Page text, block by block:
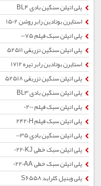
پلی اتیلن سنگین بادی BL4
استایرن بوتادین رابر روشن 1502
پلی اتیلن سبک فیلم 0075
پلی اتیلن سنگین تزریقی 52511
استایرن بوتادین رابر تیره 1712
پلی اتیلن سنگین تزریقی 52518
پلی اتیلن سنگین بادی BL3
پلی اتیلن سبک فیلم 0200
پلی اتیلن سبک فیلم 2420H
پلی اتیلن سنگین بادی 0035
پلی اتیلن سبک خطی 0220KJ
پلی اتیلن سبک خطی 0220AA
پلی وینیل کلراید S6558